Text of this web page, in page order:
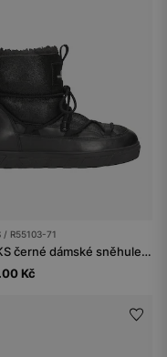
/ R55103-71
RELAKS černé dámské sněhule s podšívkou z ovčí kůže
Kč